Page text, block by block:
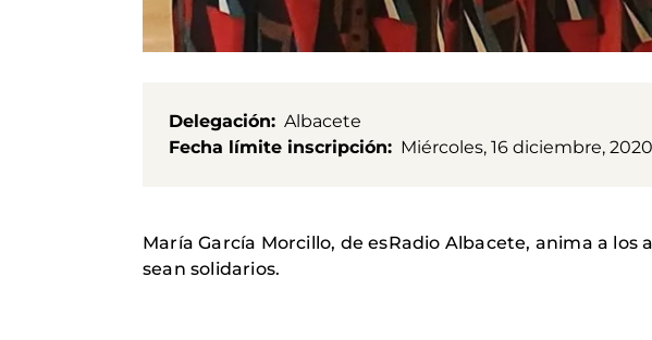
Delegación
Albacete
Fecha límite inscripción
Miércoles, 16 diciembre, 2020
María García Morcillo, de esRadio Albacete, anima a
sean solidarios.